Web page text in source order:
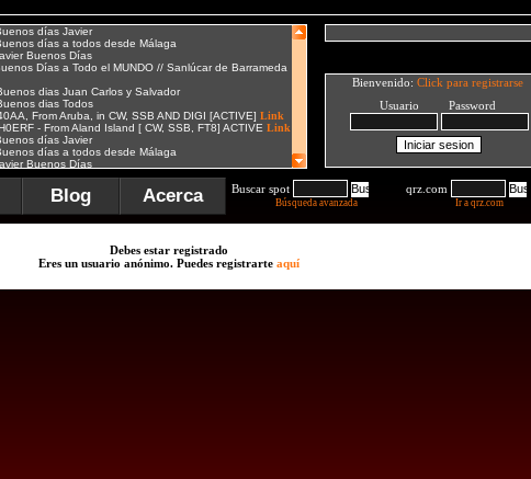
Bienvenido: Click para registrarse
Usuario Password
Blog Acerca Buscar spot
Búsqueda avanzada
qrz.com
Ir a qrz.com
Debes estar registrado
Eres un usuario anónimo. Puedes registrarte aquí